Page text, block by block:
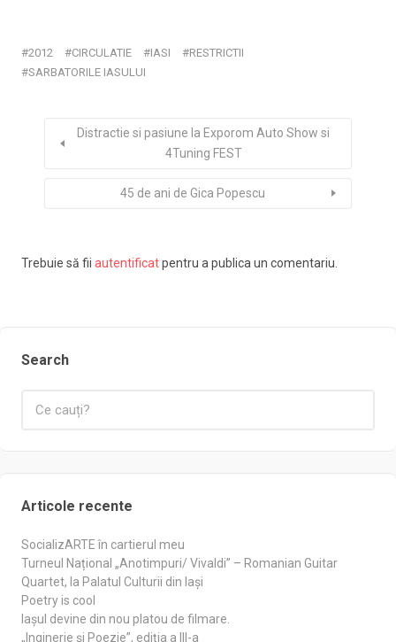
2012 CIRCULATIE IASI
RESTRICTII
SARBATORILE IASULUI
Distractie si pasiune la Exporom Auto Show si
4Tuning FEST
45 de ani de Gica Popescu
Trebuie să fii autentificatpentru a publica un comentariu.
Search
Articole recente
SocializARTE în cartierul meu
Turneul Național „Anotimpuri/ Vivaldi” – Romanian Guitar
Quartet, la Palatul Culturii din Iași
Poetry is cool
Iașul devine din nou platou de filmare.
„Inginerie și Poezie”, ediția a III-a